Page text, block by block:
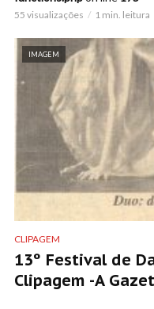
55 visualizações 1 min. leitura
IMAGEM
CLIPAGEM
13º Festival de
Clipagem -A